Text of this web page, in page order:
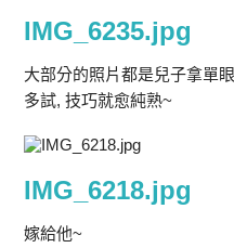
IMG_6235.jpg
大部分的照片都是兒子拿單
多試, 技巧就愈純熟~
IMG_6218.jpg
嫁給他~